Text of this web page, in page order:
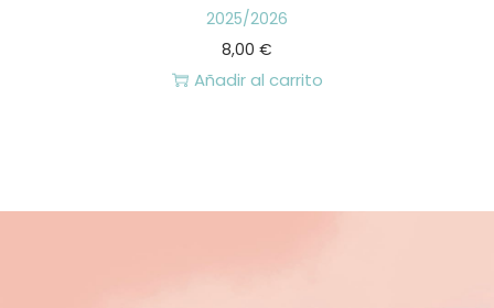
2025/2026
8,00 €
Añadir al carrito